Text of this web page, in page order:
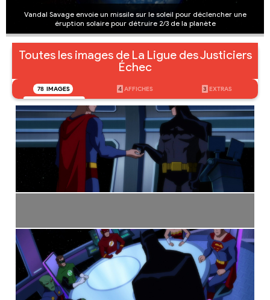
Vandal Savage envoie un missile sur le soleil pour déclencher une
éruption solaire pour détruire 2/3 de la planète
Toutes les images de La Ligue des Justiciers
Échec
78 IMAGES 4 AFFICHES 3 EXTRAS